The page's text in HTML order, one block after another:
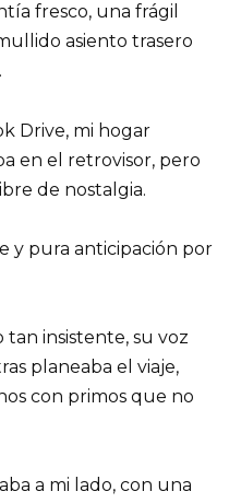
fresco, una frágil
asiento trasero
Drive, mi hogar
en el retrovisor, pero
de nostalgia.
y pura anticipación por
tan insistente, su voz
planeaba el viaje,
con primos que no
a mi lado, con una